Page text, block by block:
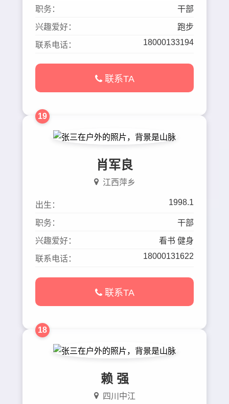
职务： 干部
兴趣爱好： 跑步
联系电话： 18000133194
联系TA
19
肖军良
江西萍乡
出生： 1998.1
职务： 干部
兴趣爱好： 看书 健身
联系电话： 18000131622
联系TA
18
赖 强
四川中江